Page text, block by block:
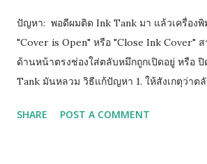
ปัญหา: พอดีผมติด Ink Tank มา แล้วเครื่อง
"Cover is Open" หรือ "Close Ink Cover" ส
ด้านหน้าตรงช่องใส่ตลับหมึกถูกเปิดอยู่ หรือ
Tank มันหลวม วิธีแก้ปัญหา 1. ให้สังเกตุว่าตลั
ฐานตลับแทงค์สีนั้น 2. หากยังฟ้องคำสั่งเดิมใ
SHARE POST A COMMENT